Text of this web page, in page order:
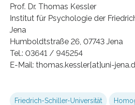
Prof. Dr. Thomas Kessler
Institut für Psychologie der
Jena
Humboldtstraße 26, 07743 Jena
Tel.: 03641 / 945254
E-Mail: thomas.kessler[at]uni-
Friedrich-Schiller-Universität